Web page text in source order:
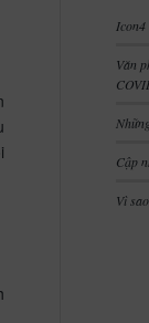
Văn
Cập
Vì